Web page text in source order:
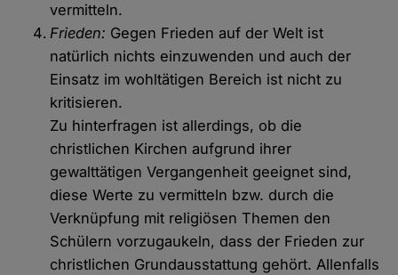
vermitteln.
Frieden: Gegen Frieden auf der Welt ist
natürlich nichts einzuwenden und auch der
Einsatz im wohltätigen Bereich ist nicht zu
kritisieren.
Zu hinterfragen ist allerdings, ob die
christlichen Kirchen aufgrund ihrer
gewalttätigen Vergangenheit geeignet sind,
diese Werte zu vermitteln bzw. durch die
Verknüpfung mit religiösen Themen den
Schülern vorzugaukeln, dass der Frieden zur
christlichen Grundausstattung gehört. Allenfalls